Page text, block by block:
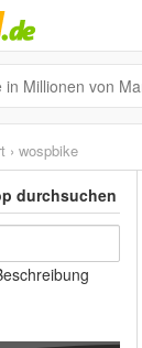
› wospbike
durchsuchen